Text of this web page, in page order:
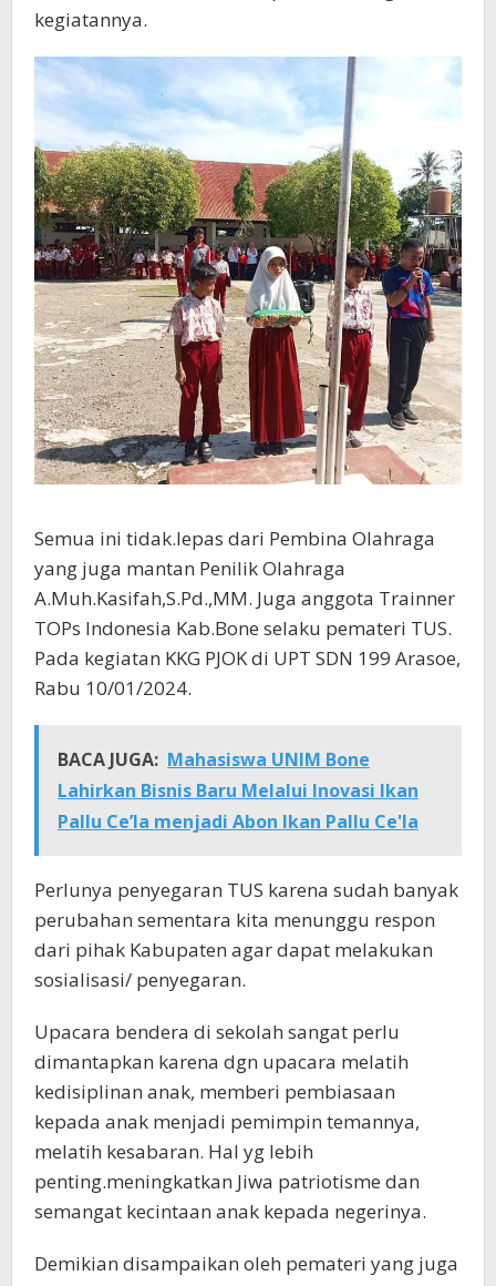
kegiatannya.
Semua ini tidak.lepas dari Pembina Olahraga
yang juga mantan Penilik Olahraga
A.Muh.Kasifah,S.Pd.,MM. Juga anggota Trainner
TOPs Indonesia Kab.Bone selaku pemateri TUS.
Pada kegiatan KKG PJOK di UPT SDN 199 Arasoe,
Rabu 10/01/2024.
BACA JUGA: Mahasiswa UNIM Bone
Lahirkan Bisnis Baru Melalui Inovasi Ikan
Pallu Ce’la menjadi Abon Ikan Pallu Ce'la
Perlunya penyegaran TUS karena sudah banyak
perubahan sementara kita menunggu respon
dari pihak Kabupaten agar dapat melakukan
sosialisasi/ penyegaran.
Upacara bendera di sekolah sangat perlu
dimantapkan karena dgn upacara melatih
kedisiplinan anak, memberi pembiasaan
kepada anak menjadi pemimpin temannya,
melatih kesabaran. Hal yg lebih
penting.meningkatkan Jiwa patriotisme dan
semangat kecintaan anak kepada negerinya.
Demikian disampaikan oleh pemateri yang juga